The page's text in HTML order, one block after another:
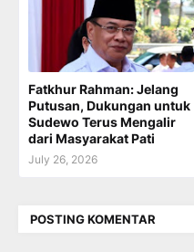
Fatkhur Rahman: Jelang
Putusan, Dukungan untuk
Sudewo Terus Mengalir
dari Masyarakat Pati
July 26, 2026
POSTING KOMENTAR